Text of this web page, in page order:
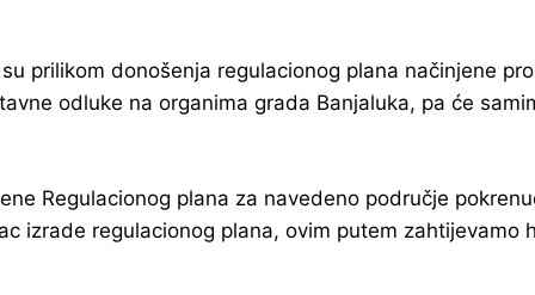
prilikom donošenja regulacionog plana načinjene
odluke na organima grada Banjaluka, pa će
Regulacionog plana za navedeno područje
izrade regulacionog plana, ovim putem